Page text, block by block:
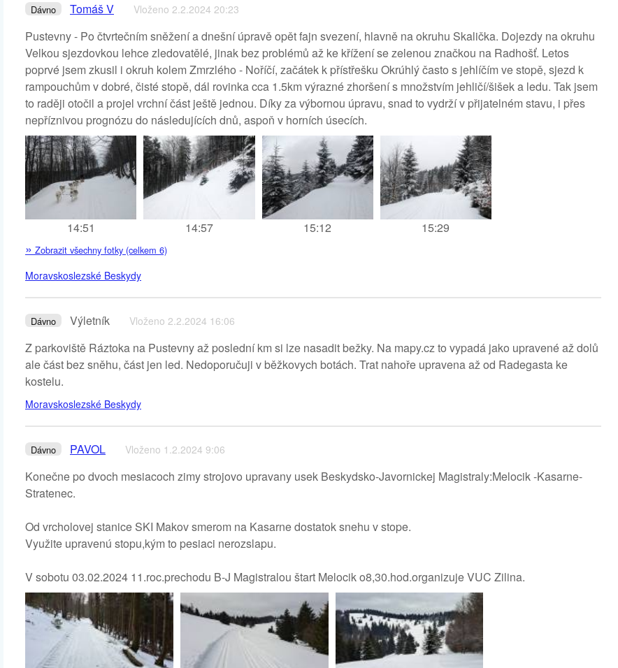
Dávno Tomáš V Vloženo 2.2.2024 20:23
Pustevny - Po čtvrtečním sněžení a dnešní úpravě opět fajn svezení, hlavně na okruhu Skalička. Dojezdy na okruhu
Velkou sjezdovkou lehce zledovatělé, jinak bez problémů až ke křížení se zelenou značkou na Radhošť. Letos
poprvé jsem zkusil i okruh kolem Zmrzlého - Noříčí, začátek k přístřešku Okrúhlý často s jehlíčím ve stopě, sjezd k
rampouchům v dobré, čisté stopě, dál rovinka cca 1.5km výrazné zhoršení s množstvím jehličí/šišek a ledu. Tak jsem
to raději otočil a projel vrchní část ještě jednou. Díky za výbornou úpravu, snad to vydrží v přijatelném stavu, i přes
nepříznivou prognózu do následujících dnů, aspoň v horních úsecích.
14:51 14:57 15:12 15:29
» Zobrazit všechny fotky (celkem 6)
Moravskoslezské Beskydy
Dávno Výletník Vloženo 2.2.2024 16:06
Z parkoviště Ráztoka na Pustevny až poslední km si lze nasadit bežky. Na mapy.cz to vypadá jako upravené až dolů
ale část bez sněhu, část jen led. Nedoporučuji v běžkovych botách. Trat nahoře upravena až od Radegasta ke
kostelu.
Moravskoslezské Beskydy
Dávno PAVOL Vloženo 1.2.2024 9:06
Konečne po dvoch mesiacoch zimy strojovo upravany usek Beskydsko-Javornickej Magistraly:Melocik -Kasarne-
Stratenec.
Od vrcholovej stanice SKI Makov smerom na Kasarne dostatok snehu v stope.
Využite upravenú stopu,kým to pesiaci nerozslapu.
V sobotu 03.02.2024 11.roc.prechodu B-J Magistralou štart Melocik o8,30.hod.organizuje VUC Zilina.